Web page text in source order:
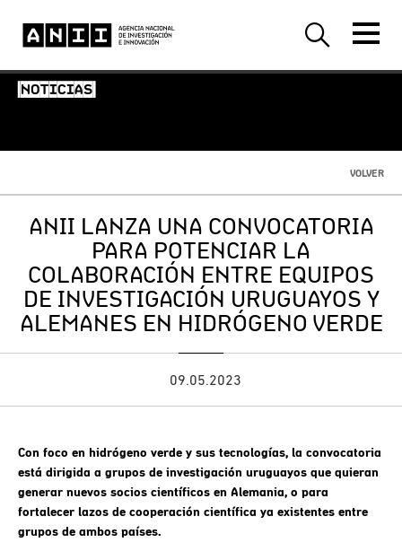
-NOTICIAS-
VOLVER
ANII LANZA UNA CONVOCATORIA
PARA POTENCIAR LA
COLABORACIÓN ENTRE EQUIPOS
DE INVESTIGACIÓN URUGUAYOS Y
ALEMANES EN HIDRÓGENO VERDE
09.05.2023
Con foco en hidrógeno verde y sus tecnologías, la convocatoria
está dirigida a grupos de investigación uruguayos que quieran
generar nuevos socios científicos en Alemania, o para
fortalecer lazos de cooperación científica ya existentes entre
grupos de ambos países.